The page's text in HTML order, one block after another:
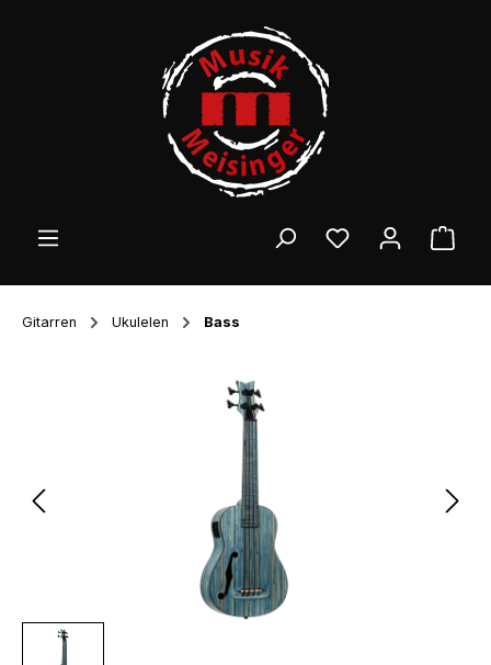
Gitarren Ukulelen Bass
Bildergalerie überspringen